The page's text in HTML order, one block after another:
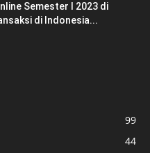
Semester I 2023 di
di Indonesia...
99
44